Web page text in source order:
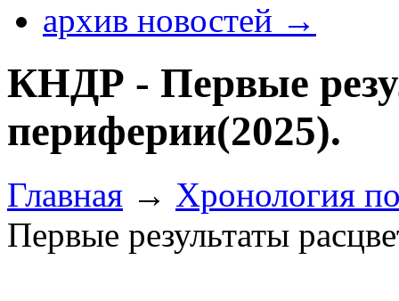
архив новостей →
КНДР - Первые
периферии(2025).
Главная → Хронология
Первые результаты